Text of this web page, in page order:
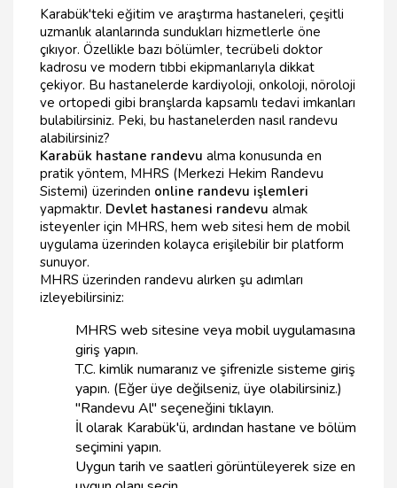
Karabük'teki eğitim ve araştırma hastaneleri, çeşitli
uzmanlık alanlarında sundukları hizmetlerle öne
çıkıyor. Özellikle bazı bölümler, tecrübeli doktor
kadrosu ve modern tıbbi ekipmanlarıyla dikkat
çekiyor. Bu hastanelerde kardiyoloji, onkoloji, nöroloji
ve ortopedi gibi branşlarda kapsamlı tedavi imkanları
bulabilirsiniz. Peki, bu hastanelerden nasıl randevu
alabilirsiniz?
Karabük hastane randevu alma konusunda en
pratik yöntem, MHRS (Merkezi Hekim Randevu
Sistemi) üzerinden online randevu işlemleri
yapmaktır. Devlet hastanesi randevu almak
isteyenler için MHRS, hem web sitesi hem de mobil
uygulama üzerinden kolayca erişilebilir bir platform
sunuyor.
MHRS üzerinden randevu alırken şu adımları
izleyebilirsiniz:
MHRS web sitesine veya mobil uygulamasına
giriş yapın.
T.C. kimlik numaranız ve şifrenizle sisteme giriş
yapın. (Eğer üye değilseniz, üye olabilirsiniz.)
"Randevu Al" seçeneğini tıklayın.
İl olarak Karabük'ü, ardından hastane ve bölüm
seçimini yapın.
Uygun tarih ve saatleri görüntüleyerek size en